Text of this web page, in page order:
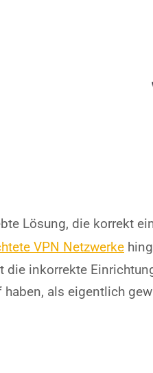
Lösung, die korrekt
VPN Netzwerke
die inkorrekte
als eigentlich